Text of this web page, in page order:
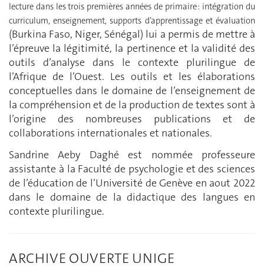
lecture dans les trois premières années de primaire : intégration du
curriculum, enseignement, supports d’apprentissage et évaluation
(Burkina Faso, Niger, Sénégal) lui a permis de mettre à
l’épreuve la légitimité, la pertinence et la validité des
outils d’analyse dans le contexte plurilingue de
l’Afrique de l’Ouest. Les outils et les élaborations
conceptuelles dans le domaine de l’enseignement de
la compréhension et de la production de textes sont à
l’origine des nombreuses publications et de
collaborations internationales et nationales.
Sandrine Aeby Daghé est nommée professeure
assistante à la Faculté de psychologie et des sciences
de l’éducation de l’Université de Genève en aout 2022
dans le domaine de la didactique des langues en
contexte plurilingue.
ARCHIVE OUVERTE UNIGE